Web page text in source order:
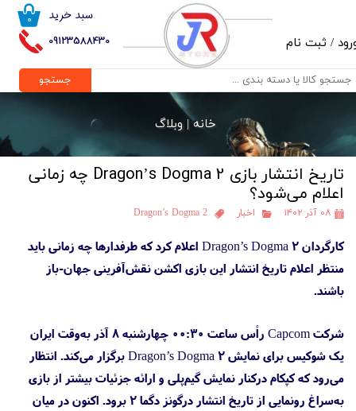
09123588430
۰ سبد خرید
/ ثبت نام
حساب کاربری من
تغییر گذر واژه
خروج از حساب کاربری
جستجو
خانه |وبلاگ
تاریخ انتشار بازی Dragon’s Dogma 2 چه زمانی
اعلام می‌شود؟
۰۸ آذر ۱۴۰۲ اخبار Dragon’s Dogma 2
کارگردان Dragon’s Dogma 2 اعلام کرد که طرفدارها چه زمانی باید
منتظر اعلام تاریخ انتشار این بازی اکشن نقش‌آفرینی جهان-باز
باشند.
شرکت Capcom رأس ساعت ۰۰:۳۰ چهارشنبه ۸ آذر به‌وقت ایران
یک شوکیس برای نمایش Dragon’s Dogma 2 برگزار می‌کند. انتظار
می‌رود که کپکام درکنار نمایش گیم‌پلی و ارائه جزئیات بیشتر از بازی
به‌سراغ رونمایی از تاریخ انتشار درگونز دگما ۲ برود. اکنون در میان